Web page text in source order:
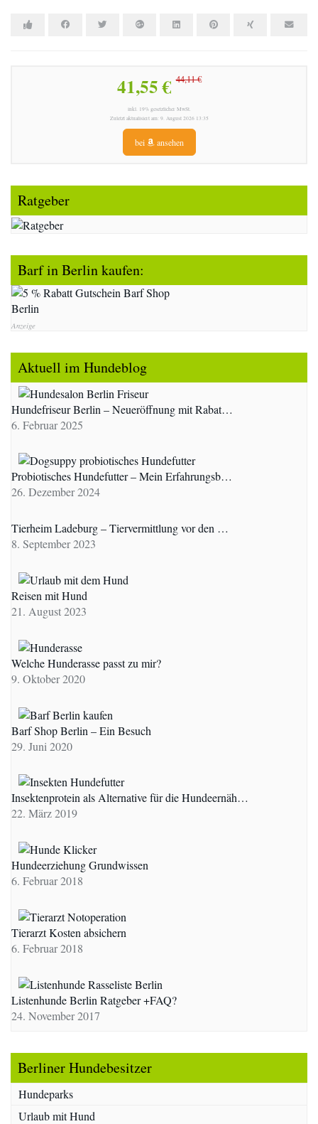
41,55 €44,11 €
inkl. 19% gesetzlicher MwSt.
Zuletzt aktualisiert am: 9. August 2026 13:35
bei ansehen
Ratgeber
Barf in Berlin kaufen:
Anzeige
Aktuell im Hundeblog
Hundefriseur Berlin – Neueröffnung mit Rabat…
6. Februar 2025
Probiotisches Hundefutter – Mein Erfahrungsb…
26. Dezember 2024
Tierheim Ladeburg – Tiervermittlung vor den …
8. September 2023
Reisen mit Hund
21. August 2023
Welche Hunderasse passt zu mir?
9. Oktober 2020
Barf Shop Berlin – Ein Besuch
29. Juni 2020
Insektenprotein als Alternative für die Hundeernäh…
22. März 2019
Hundeerziehung Grundwissen
6. Februar 2018
Tierarzt Kosten absichern
6. Februar 2018
Listenhunde Berlin Ratgeber +FAQ?
24. November 2017
Berliner Hundebesitzer
Hundeparks
Urlaub mit Hund